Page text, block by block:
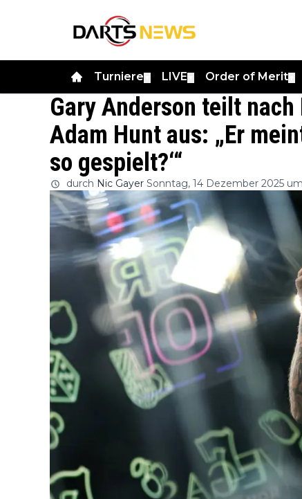
Turniere LIVE Order of Merit
Gary Anderson teilt
Adam Hunt aus: „Er
so gespielt?‘“
durch Nic Gayer Sonntag, 14 Dezember 2025